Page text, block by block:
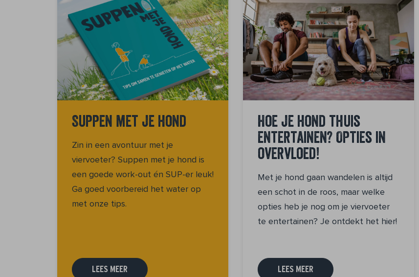
Suppen met je hond
Zin in een avontuur met je
viervoeter? Suppen met je hond is
een goede work-out én SUP-er leuk!
Ga goed voorbereid het water op
met onze tips.
LEES MEER
Hoe je hond thuis
entertainen? Opties in
overvloed!
Met je hond gaan wandelen is altijd
een schot in de roos, maar welke
opties heb je nog om je viervoeter
te entertainen? Je ontdekt het hier!
LEES MEER